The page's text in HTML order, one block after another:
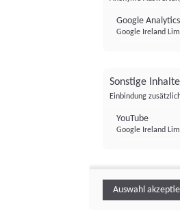
Google Analytics
Google Ireland
Sonstige Inhalte
Einbindung
YouTube
Google Ireland
Auswahl